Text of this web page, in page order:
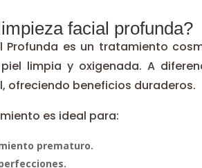
facial profunda?
Profunda es un tratamiento
limpia y oxigenada. A
ofreciendo beneficios duraderos.
es ideal para:
prematuro.